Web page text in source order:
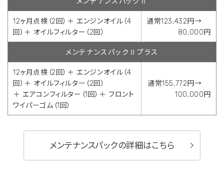
12ヶ月点検（2回）＋ エンジンオイル（4
回）＋ オイルフィルター（2回）
通常123,432円→
80,000円
メンテナンスパックⅡプラス
12ヶ月点検（2回）＋ エンジンオイル（4
回）＋ オイルフィルター（2回）
＋ エアコンフィルター（1回）＋ フロント
ワイパーゴム（1回）
通常155,772円→
100,000円
メンテナンスパックの詳細はこちら